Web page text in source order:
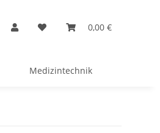
0,00 €
Medizintechnik